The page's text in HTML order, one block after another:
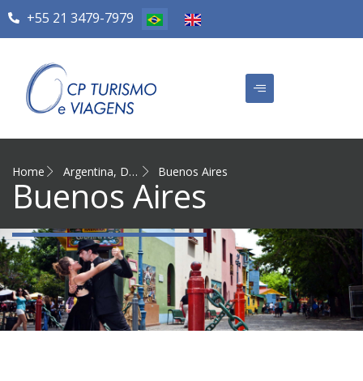
+55 21 3479-7979
Home Argentina, Destinos Internacionais Buenos Aires
Buenos Aires